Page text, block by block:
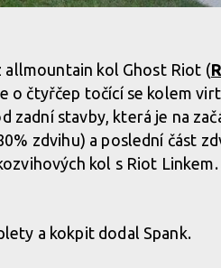
allmountain kol Ghost Riot (
o čtyřčep točící se kolem
zadní stavby, která je na
zdvihu) a poslední část
kol s Riot Linkem.
a kokpit dodal Spank.